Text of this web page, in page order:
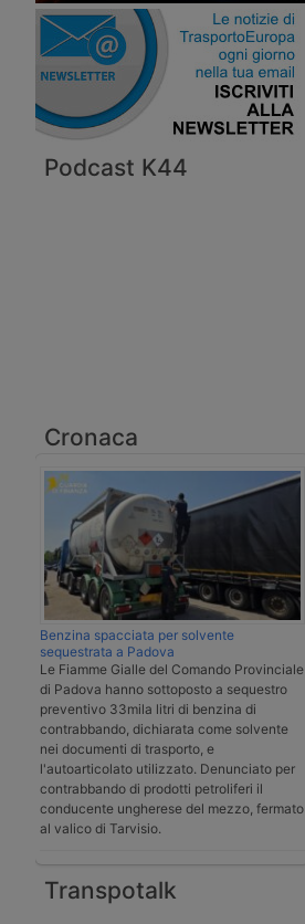
Podcast K44
Cronaca
Benzina spacciata per solvente
sequestrata a Padova
Le Fiamme Gialle del Comando Provinciale
di Padova hanno sottoposto a sequestro
preventivo 33mila litri di benzina di
contrabbando, dichiarata come solvente
nei documenti di trasporto, e
l'autoarticolato utilizzato. Denunciato per
contrabbando di prodotti petroliferi il
conducente ungherese del mezzo, fermato
al valico di Tarvisio.
Transpotalk